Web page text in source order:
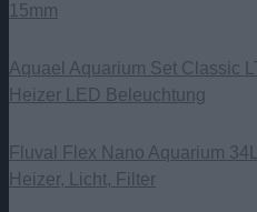
15mm
Aquael Aquarium Set Classic
Heizer LED Beleuchtung
Fluval Flex Nano Aquarium
Heizer, Licht, Filter